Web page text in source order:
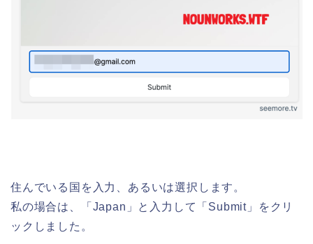
住んでいる国を入力、あるいは選択します。
私の場合は、「Japan」と入力して「Submit」をクリ
ックしました。